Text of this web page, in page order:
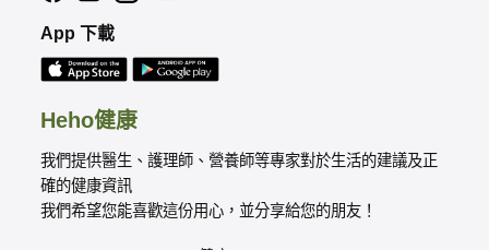
Heho健康
我們提供醫生、護理師、營養師等專家對於生活的建議及正
確的健康資訊
我們希望您能喜歡這份用心，並分享給您的朋友！
App 下載